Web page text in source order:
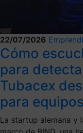
22/07/2026
Cómo
para
Tubacex
para
La startup alemana y